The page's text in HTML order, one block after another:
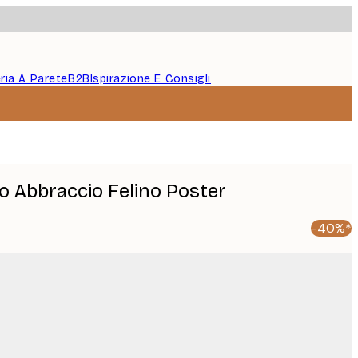
A PareteB2BIspirazione E Consigli
Abbraccio Felino Poster
-40%*